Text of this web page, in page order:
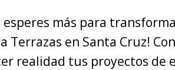
esperes más para
Terrazas en Santa Cruz!
realidad tus proyectos de